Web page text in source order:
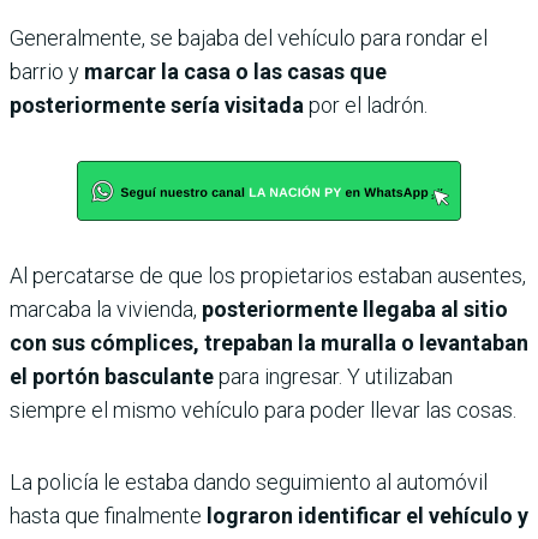
Generalmente, se bajaba del vehículo para rondar el
barrio y marcar la casa o las casas que
posteriormente sería visitada por el ladrón.
Al percatarse de que los propietarios estaban ausentes,
marcaba la vivienda, posteriormente llegaba al sitio
con sus cómplices, trepaban la muralla o levantaban
el portón basculantepara ingresar. Y utilizaban
siempre el mismo vehículo para poder llevar las cosas.
La policía le estaba dando seguimiento al automóvil
hasta que finalmente lograron identificar el vehículo y